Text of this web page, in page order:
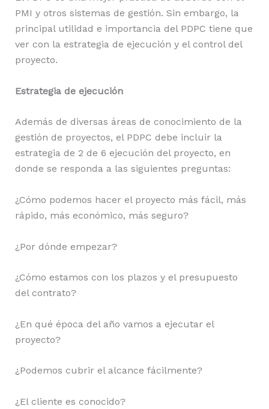
PMI y otros sistemas de gestión. Sin embargo, la
principal utilidad e importancia del PDPC tiene que
ver con la estrategia de ejecución y el control del
proyecto.
Estrategia de ejecución
Además de diversas áreas de conocimiento de la
gestión de proyectos, el PDPC debe incluir la
estrategia de 2 de 6 ejecución del proyecto, en
donde se responda a las siguientes preguntas:
¿Cómo podemos hacer el proyecto más fácil, más
rápido, más económico, más seguro?
¿Por dónde empezar?
¿Cómo estamos con los plazos y el presupuesto
del contrato?
¿En qué época del año vamos a ejecutar el
proyecto?
¿Podemos cubrir el alcance fácilmente?
¿El cliente es conocido?